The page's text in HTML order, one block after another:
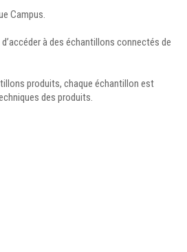
Campus.
à des échantillons connectés de
produits, chaque échantillon est
des produits.